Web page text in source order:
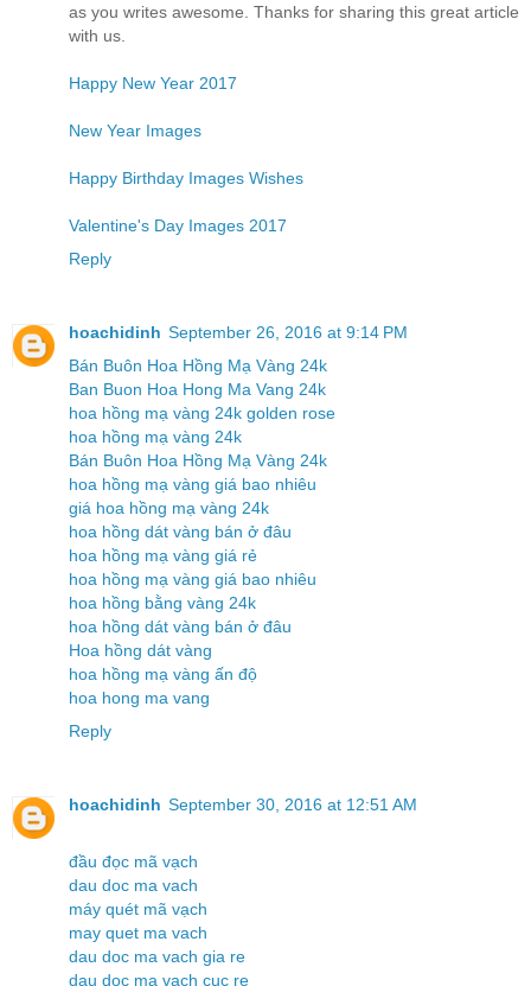
as you writes awesome. Thanks for sharing this great article
with us.
Happy New Year 2017
New Year Images
Happy Birthday Images Wishes
Valentine's Day Images 2017
Reply
hoachidinh September 26, 2016 at 9:14 PM
Bán Buôn Hoa Hồng Mạ Vàng 24k
Ban Buon Hoa Hong Ma Vang 24k
hoa hồng mạ vàng 24k golden rose
hoa hồng mạ vàng 24k
Bán Buôn Hoa Hồng Mạ Vàng 24k
hoa hồng mạ vàng giá bao nhiêu
giá hoa hồng mạ vàng 24k
hoa hồng dát vàng bán ở đâu
hoa hồng mạ vàng giá rẻ
hoa hồng mạ vàng giá bao nhiêu
hoa hồng bằng vàng 24k
hoa hồng dát vàng bán ở đâu
Hoa hồng dát vàng
hoa hồng mạ vàng ấn độ
hoa hong ma vang
Reply
hoachidinh September 30, 2016 at 12:51 AM
đầu đọc mã vạch
dau doc ma vach
máy quét mã vạch
may quet ma vach
dau doc ma vach gia re
dau doc ma vach cuc re